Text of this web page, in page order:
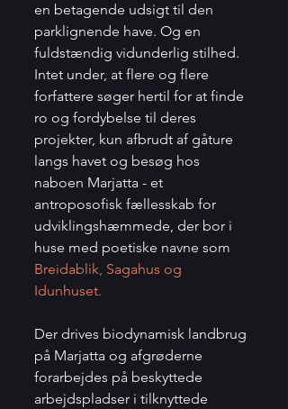
en betagende udsigt til den
parklignende have. Og en
fuldstændig vidunderlig stilhed.
Intet under, at flere og flere
forfattere søger hertil for at finde
ro og fordybelse til deres
projekter, kun afbrudt af gåture
langs havet og besøg hos
naboen Marjatta - et
antroposofisk fællesskab for
udviklingshæmmede, der bor i
huse med poetiske navne som
Breidablik, Sagahus og
Idunhuset.
Der drives biodynamisk landbrug
på Marjatta og afgrøderne
forarbejdes på beskyttede
arbejdspladser i tilknyttede